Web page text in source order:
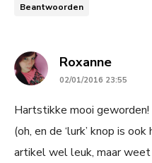
Beantwoorden
Roxannesays:
02/01/2016 23:55
Hartstikke mooi
(oh, en de ‘lurk’ knop is
artikel wel leuk, maar